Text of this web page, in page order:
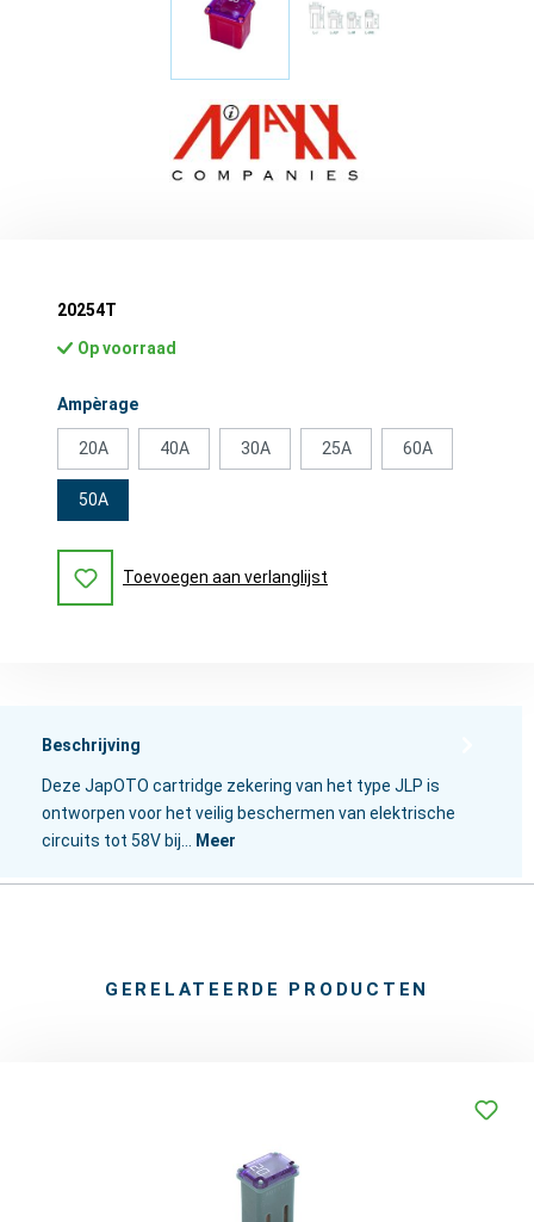
20254T
Op voorraad
Selecteer
Ampèrage
20A 40A 30A 25A 60A
50A
Toevoegen aan verlanglijst
Beschrijving
Deze JapOTO cartridge zekering van het type JLP is
ontworpen voor het veilig beschermen van elektrische
circuits tot 58V bij…
Meer
GERELATEERDE PRODUCTEN